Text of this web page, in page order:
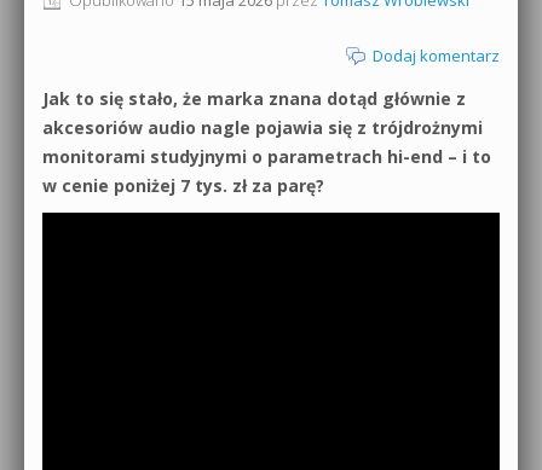
Sylenth1 od podstaw
Sound Forge od podstaw
Dubstep z syntezatorem Massive
Newsletter
Materiały dla mediów
Archiwum aktualności
Dodaj komentarz
Jak to się stało, że marka znana dotąd głównie z
akcesoriów audio nagle pojawia się z trójdrożnymi
monitorami studyjnymi o parametrach hi-end – i to
w cenie poniżej 7 tys. zł za parę?